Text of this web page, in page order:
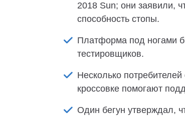
2018 Sun; они заявили,
способность стопы.
Платформа под ногами
тестировщиков.
Несколько
кроссовке помогают
Один бегун утверждал,